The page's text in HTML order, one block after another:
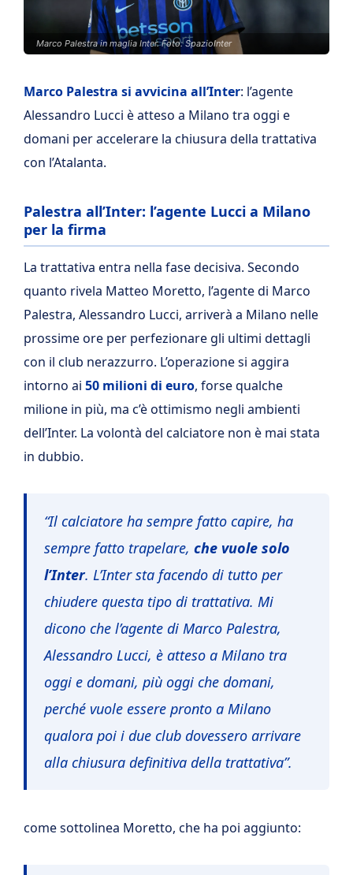
Marco Palestra in maglia Inter. Foto: SpazioInter
Marco Palestra si avvicina all’Inter: l’agente
Alessandro Lucci è atteso a Milano tra oggi e
domani per accelerare la chiusura della trattativa
con l’Atalanta.
Palestra all’Inter: l’agente Lucci a Milano
per la firma
La trattativa entra nella fase decisiva. Secondo
quanto rivela Matteo Moretto, l’agente di Marco
Palestra, Alessandro Lucci, arriverà a Milano nelle
prossime ore per perfezionare gli ultimi dettagli
con il club nerazzurro. L’operazione si aggira
intorno ai 50 milioni di euro, forse qualche
milione in più, ma c’è ottimismo negli ambienti
dell’Inter. La volontà del calciatore non è mai stata
in dubbio.
“Il calciatore ha sempre fatto capire, ha
sempre fatto trapelare, che vuole solo
l’Inter. L’Inter sta facendo di tutto per
chiudere questa tipo di trattativa. Mi
dicono che l’agente di Marco Palestra,
Alessandro Lucci, è atteso a Milano tra
oggi e domani, più oggi che domani,
perché vuole essere pronto a Milano
qualora poi i due club dovessero arrivare
alla chiusura definitiva della trattativa”.
come sottolinea Moretto, che ha poi aggiunto: